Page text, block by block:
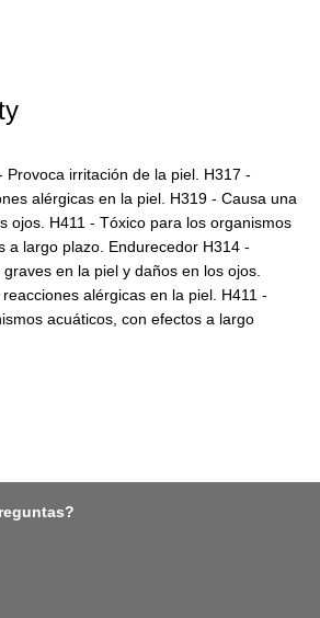
Provoca irritación de la piel. H317 -
alérgicas en la piel. H319 - Causa una
ojos. H411 - Tóxico para los organismos
a largo plazo. Endurecedor H314 -
en la piel y daños en los ojos.
alérgicas en la piel. H411 -
acuáticos, con efectos a largo